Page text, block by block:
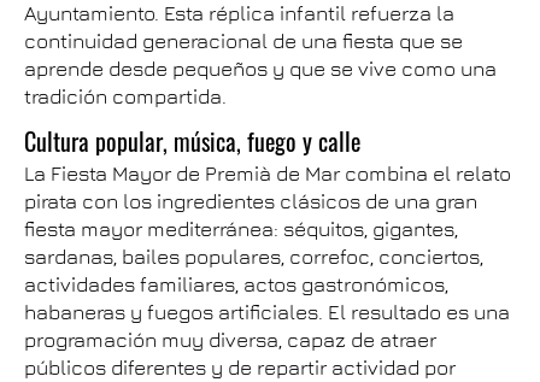
Ayuntamiento. Esta réplica infantil refuerza la
continuidad generacional de una fiesta que se
aprende desde pequeños y que se vive como una
tradición compartida.
Cultura popular, música, fuego y calle
La Fiesta Mayor de Premià de Mar combina el relato
pirata con los ingredientes clásicos de una gran
fiesta mayor mediterránea: séquitos, gigantes,
sardanas, bailes populares, correfoc, conciertos,
actividades familiares, actos gastronómicos,
habaneras y fuegos artificiales. El resultado es una
programación muy diversa, capaz de atraer
públicos diferentes y de repartir actividad por